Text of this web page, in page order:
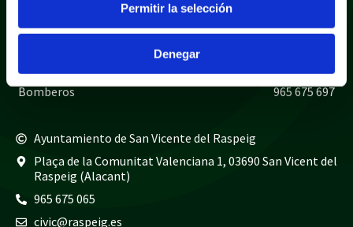
Permitir la selección
Denegar
Teléfonos de interés
Guardia civil
965 675 814
Bomberos
965 675 697
Ayuntamiento de San Vicente del Raspeig
Plaça de la Comunitat Valenciana 1, 03690 San Vicent del
Raspeig (Alacant)
965 675 065
civic@raspeig.es